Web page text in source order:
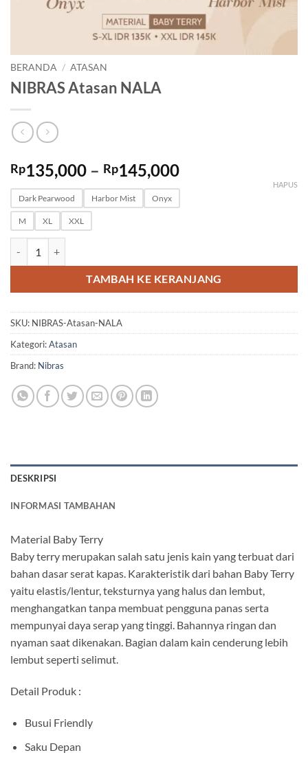
BERANDA / ATASAN
NIBRAS Atasan NALA
Rp135,000 – Rp145,000Rentang
harga:
Rp135,000
Dark Pearwood Harbor Mist Onyx
M XL XXL
HAPUS
TAMBAH KE KERANJANG
SKU: NIBRAS-Atasan-NALA
Kategori:Atasan
Brand: Nibras
DESKRIPSI
INFORMASI TAMBAHAN
Material Baby Terry
Baby terry merupakan salah satu jenis kain yang terbuat dari
bahan dasar serat kapas. Karakteristik dari bahan Baby Terry
yaitu elastis/lentur, teksturnya yang halus dan lembut,
menghangatkan tanpa membuat pengguna panas serta
mempunyai daya serap yang tinggi. Bahannya ringan dan
nyaman saat dikenakan. Bagian dalam kain cenderung lebih
lembut seperti selimut.
Detail Produk :
Busui Friendly
Saku Depan